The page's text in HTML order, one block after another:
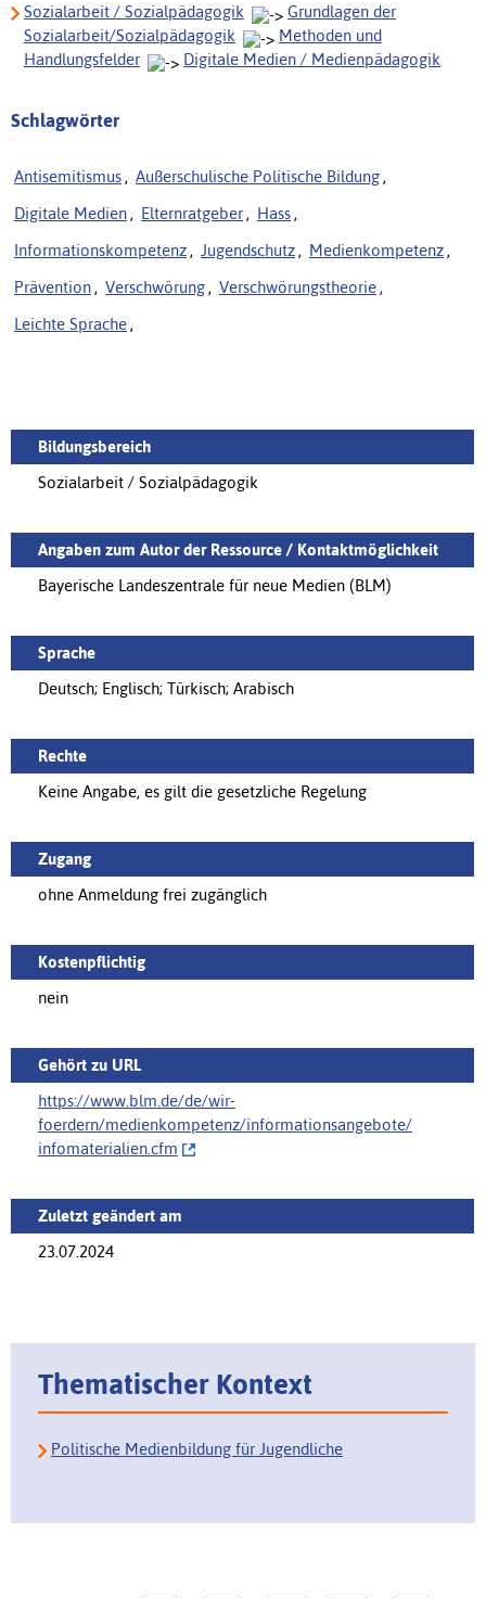
Sozialarbeit / Sozialpädagogik
Grundlagen der
Sozialarbeit/Sozialpädagogik
Methoden und
Handlungsfelder
Digitale Medien / Medienpädagogik
Schlagwörter
Antisemitismus , Außerschulische Politische Bildung ,
Digitale Medien , Elternratgeber , Hass ,
Informationskompetenz , Jugendschutz , Medienkompetenz ,
Prävention , Verschwörung , Verschwörungstheorie ,
Leichte Sprache ,
Bildungsbereich
Sozialarbeit / Sozialpädagogik
Angaben zum Autor der Ressource / Kontaktmöglichkeit
Bayerische Landeszentrale für neue Medien (BLM)
Sprache
Deutsch; Englisch; Türkisch; Arabisch
Rechte
Keine Angabe, es gilt die gesetzliche Regelung
Zugang
ohne Anmeldung frei zugänglich
Kostenpflichtig
nein
Gehört zu URL
https://www.blm.de/de/wir-
foerdern/medienkompetenz/informationsangebote/‌
infomaterialien.cfm
Zuletzt geändert am
23.07.2024
Thematischer Kontext
Politische Medienbildung für Jugendliche